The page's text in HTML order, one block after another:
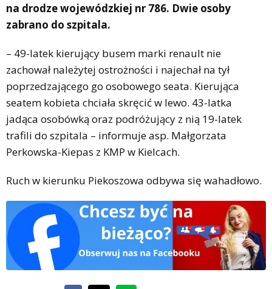
na drodze wojewódzkiej nr 786. Dwie osoby
zabrano do szpitala.
– 49-latek kierujący busem marki renault nie
zachował należytej ostrożności i najechał na tył
poprzedzającego go osobowego seata. Kierująca
seatem kobieta chciała skręcić w lewo. 43-latka
jadąca osobówką oraz podróżujący z nią 19-latek
trafili do szpitala – informuje asp. Małgorzata
Perkowska-Kiepas z KMP w Kielcach.
Ruch w kierunku Piekoszowa odbywa się wahadłowo.